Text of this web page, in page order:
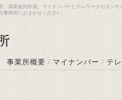
就業規則作成、マイナンバーとテレワークのコンサ
務所におまかせください。
事業所概要 / マイナンバー / テ